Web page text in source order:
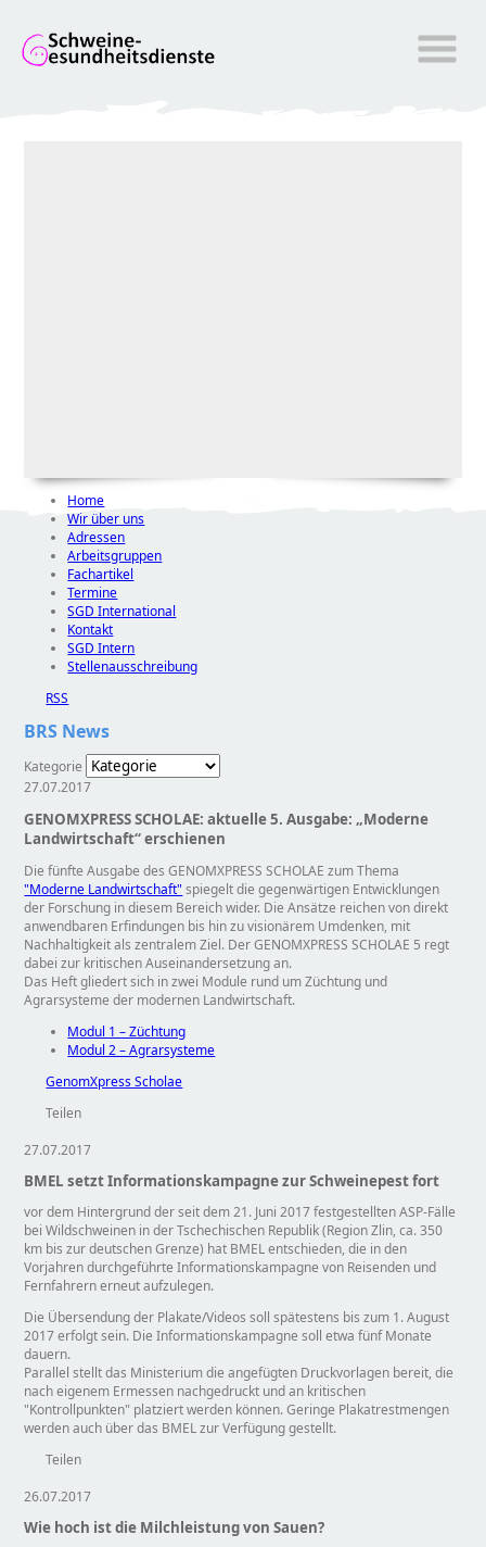
Home
Wir über uns
Adressen
Arbeitsgruppen
Fachartikel
Termine
SGD International
Kontakt
SGD Intern
Stellenausschreibung
RSS
BRS News
Kategorie
27.07.2017
GENOMXPRESS SCHOLAE: aktuelle 5. Ausgabe: „Moderne
Landwirtschaft“ erschienen
Die fünfte Ausgabe des GENOMXPRESS SCHOLAE zum Thema
"Moderne Landwirtschaft" spiegelt die gegenwärtigen Entwicklungen
der Forschung in diesem Bereich wider. Die Ansätze reichen von direkt
anwendbaren Erfindungen bis hin zu visionärem Umdenken, mit
Nachhaltigkeit als zentralem Ziel. Der GENOMXPRESS SCHOLAE 5 regt
dabei zur kritischen Auseinandersetzung an.
Das Heft gliedert sich in zwei Module rund um Züchtung und
Agrarsysteme der modernen Landwirtschaft.
Modul 1 – Züchtung
Modul 2 – Agrarsysteme
GenomXpress Scholae
Teilen
27.07.2017
BMEL setzt Informationskampagne zur Schweinepest fort
vor dem Hintergrund der seit dem 21. Juni 2017 festgestellten ASP-Fälle
bei Wildschweinen in der Tschechischen Republik (Region Zlin, ca. 350
km bis zur deutschen Grenze) hat BMEL entschieden, die in den
Vorjahren durchgeführte Informationskampagne von Reisenden und
Fernfahrern erneut aufzulegen.
Die Übersendung der Plakate/Videos soll spätestens bis zum 1. August
2017 erfolgt sein. Die Informationskampagne soll etwa fünf Monate
dauern.
Parallel stellt das Ministerium die angefügten Druckvorlagen bereit, die
nach eigenem Ermessen nachgedruckt und an kritischen
Kontrollpunkten platziert werden können. Geringe Plakatrestmengen
werden auch über das BMEL zur Verfügung gestellt.
Teilen
26.07.2017
Wie hoch ist die Milchleistung von Sauen?